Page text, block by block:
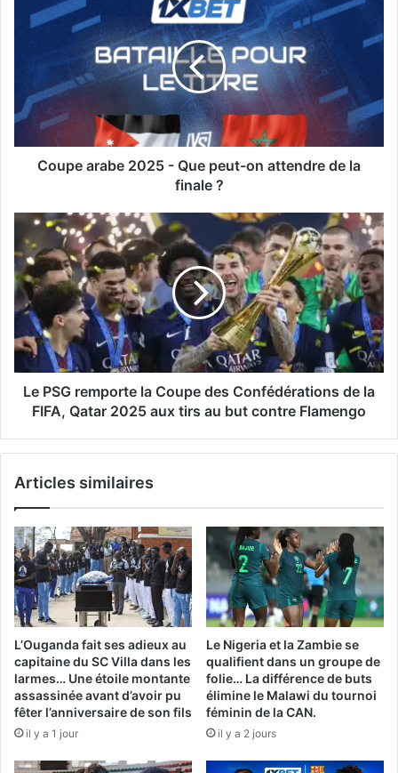
arabe
2025
peut-
on
attendre
de
Coupe arabe 2025 - Que peut-on attendre de la
finale ?
Le
PSG
remporte
la
Coupe
des
Confédérations
de
la
FIFA,
Qatar
au
Flamengo
Le PSG remporte la Coupe des Confédérations de la
FIFA, Qatar 2025 aux tirs au but contre Flamengo
Articles similaires
L’Ouganda fait ses adieux au
capitaine du SC Villa dans les
larmes… Une étoile montante
assassinée avant d’avoir pu
fêter l’anniversaire de son fils
il y a 1 jour
Le Nigeria et la Zambie se
qualifient dans un groupe de
folie… La différence de buts
élimine le Malawi du tournoi
féminin de la CAN.
il y a 2 jours